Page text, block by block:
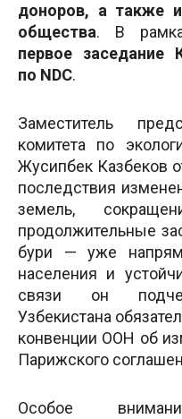
доноров, а также
общества. В
первое заседание
по NDC.
Заместитель
комитета по
Жусипбек Казбеков
последствия
земель,
продолжительные
бури — уже
населения и
связи он
Узбекистана
конвенции ООН об
Парижского
Особое